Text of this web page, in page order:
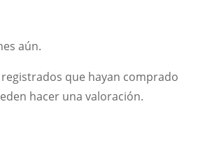
aún.
que hayan comprado
hacer una valoración.